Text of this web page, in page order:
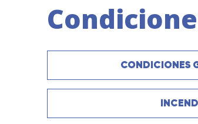
CONDICIONES